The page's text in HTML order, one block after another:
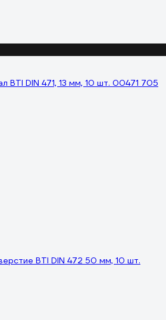
BTI DIN 471, 13 мм, 10 шт. 00471 705
BTI DIN 472 50 мм, 10 шт.